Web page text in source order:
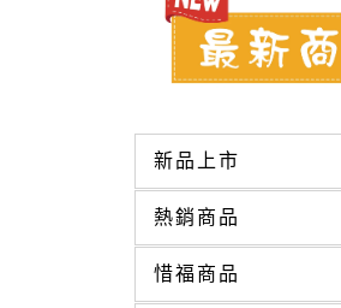
新品上市
熱銷商品
惜福商品